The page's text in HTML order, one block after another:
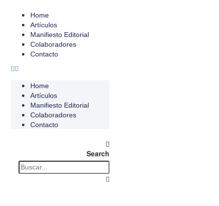
Home
Artículos
Manifiesto Editorial
Colaboradores
Contacto
Home
Artículos
Manifiesto Editorial
Colaboradores
Contacto
Search